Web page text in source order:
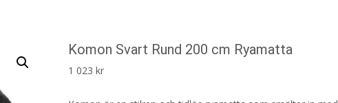
Komon Svart Rund 200 cm Ryamatta
1 023kr